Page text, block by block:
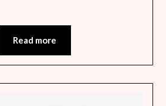
Read more